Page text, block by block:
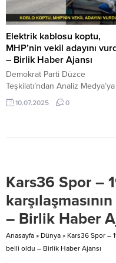
sağlamak amacıyla alındığı
belirtildi. Hulusi Şahin,
“Antalya’da bu tür
organizasyonlar yalnızca
salonlarında veya belediyelerce
belirlenen alanlarda
Şehir yaşamına...
Elektrik kablosu koptu,
MHP’nin vekil adayını
– Birlik Haber Ajansı
Demokrat Parti Düzce
Teşkilatı’ndan Analiz Medya’ya
nezaket ziyareti İçeriği
EROL TAYHAN/DÜZCE-BHA
kavşağına yakın bölgeye
geldiğinde bisiklet yolunda bir
kablonun göğsüne
yola yığıldı. Bir anda göğsüne
çarpan kablonun cereyanlı
olabileceğini düşünerek...
10.07.2025 0
Kars36 Spor –
– Birlik Haber
Anasayfa » Dünya » Kars36 Spor –
belli oldu – Birlik Haber Ajansı